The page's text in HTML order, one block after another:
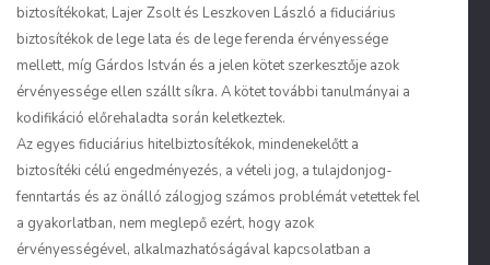
biztosítékokat, Lajer Zsolt és Leszkoven László a fiduciárius
biztosítékok de lege lata és de lege ferenda érvényessége
mellett, míg Gárdos István és a jelen kötet szerkesztője azok
érvényessége ellen szállt síkra. A kötet további tanulmányai a
kodifikáció előrehaladta során keletkeztek.
Az egyes fiduciárius hitelbiztosítékok, mindenekelőtt a
biztosítéki célú engedményezés, a vételi jog, a tulajdonjog-
fenntartás és az önálló zálogjog számos problémát vetettek fel
a gyakorlatban, nem meglepő ezért, hogy azok
érvényességével, alkalmazhatóságával kapcsolatban a